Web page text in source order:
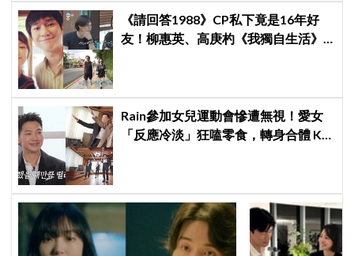
《請回答1988》CP私下竟是16年好
友！柳惠英、高庚杓《我獨自生活》
Rain參加女兒運動會慘遭無視！愛女
「反應冷淡」狂嗑零食，轉身合體 KAI